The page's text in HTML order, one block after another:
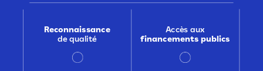
Reconnaissance
de qualité
Accès aux
financements publics